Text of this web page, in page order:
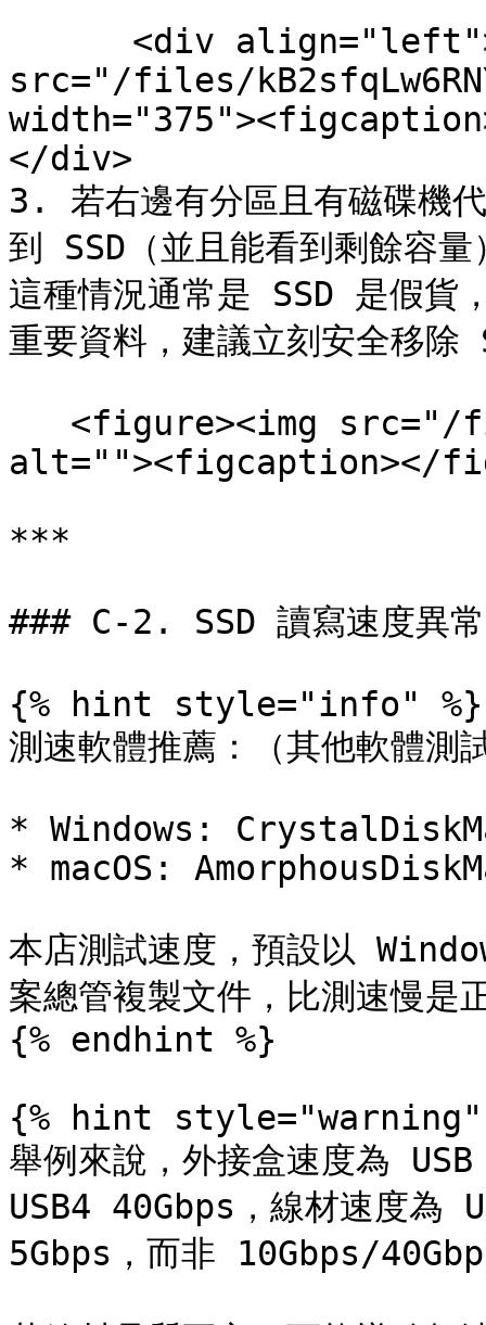
src="/files/
</div>
3. 若右邊有分區且有磁碟機
到 SSD（並且能看到剩餘容
這種情況通常是 SSD 是假貨
重要資料，建議立刻安全移除
alt=""><figcaption></
***
### C-2. SSD 讀寫速度異常
{% hint style="info" %}
測速軟體推薦：（其他軟體測
* Windows:
* macOS:
本店測試速度，預設以
案總管複製文件，比測速慢是
{% endhint %}
{% hint style="warning"
舉例來說，外接盒速度為
USB4 40Gbps，線材速度為
5Gbps，而非 10Gbps/